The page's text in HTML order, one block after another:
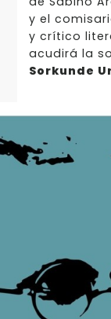
y el
y crítico
acudirá la
Sorkunde